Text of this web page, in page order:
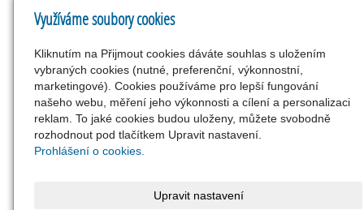
Využíváme soubory cookies
Kliknutím na Přijmout cookies dáváte souhlas s uložením
vybraných cookies (nutné, preferenční, výkonnostní,
marketingové). Cookies používáme pro lepší fungování
našeho webu, měření jeho výkonnosti a cílení a personalizaci
reklam. To jaké cookies budou uloženy, můžete svobodně
rozhodnout pod tlačítkem Upravit nastavení.
Prohlášení o cookies.
Upravit nastavení